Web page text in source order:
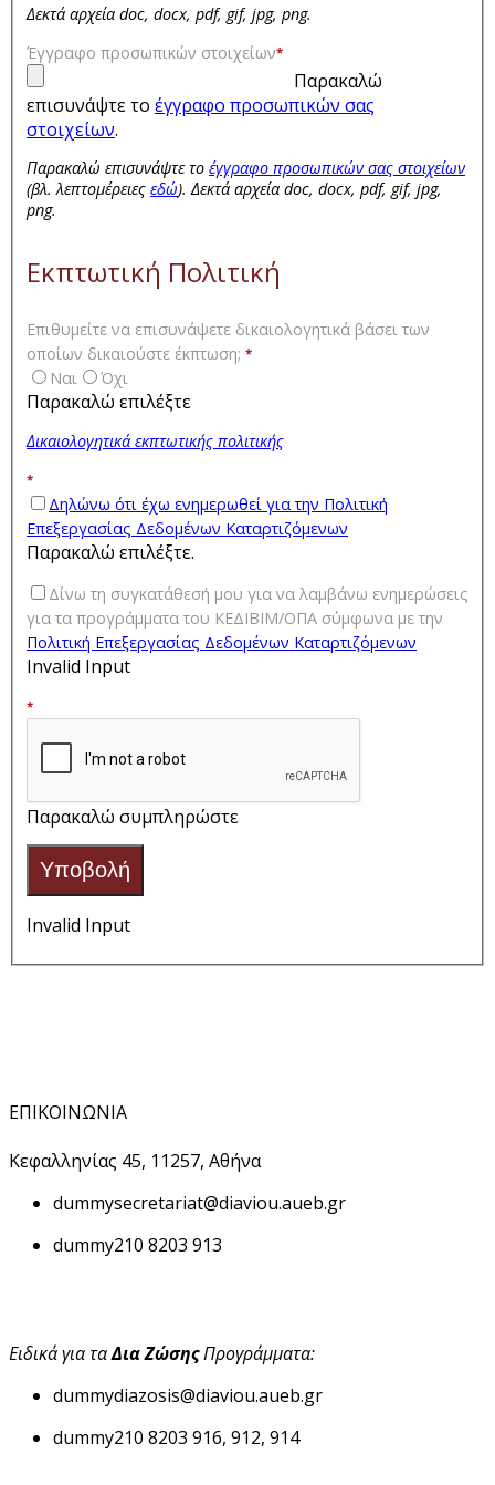
Δεκτά αρχεία doc, docx, pdf, gif, jpg, png.
Έγγραφο προσωπικών στοιχείων*
Παρακαλώ
επισυνάψτε το έγγραφο προσωπικών σας
στοιχείων.
Παρακαλώ επισυνάψτε το έγγραφο προσωπικών σας στοιχείων
(βλ. λεπτομέρειες εδώ). Δεκτά αρχεία doc, docx, pdf, gif, jpg,
png.
Εκπτωτική Πολιτική
Επιθυμείτε να επισυνάψετε δικαιολογητικά βάσει των
οποίων δικαιούστε έκπτωση; *
Ναι Όχι
Παρακαλώ επιλέξτε
Δικαιολογητικά εκπτωτικής πολιτικής
*
Δηλώνω ότι έχω ενημερωθεί για την Πολιτική
Επεξεργασίας Δεδομένων Καταρτιζόμενων
Παρακαλώ επιλέξτε.
Δίνω τη συγκατάθεσή μου για να λαμβάνω ενημερώσεις
για τα προγράμματα του ΚΕΔΙΒΙΜ/ΟΠΑ σύμφωνα με την
Πολιτική Επεξεργασίας Δεδομένων Καταρτιζόμενων
Invalid Input
*
Παρακαλώ συμπληρώστε
Υποβολή
Invalid Input
ΕΠΙΚΟΙΝΩΝΙΑ
Κεφαλληνίας 45, 11257, Αθήνα
dummysecretariat@diaviou.aueb.gr
dummy210 8203 913
Ειδικά για ταΔια ΖώσηςΠρογράμματα:
dummydiazosis@diaviou.aueb.gr
dummy210 8203 916, 912, 914